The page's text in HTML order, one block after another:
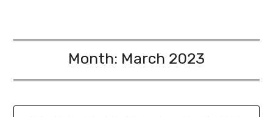
Month: March 2023